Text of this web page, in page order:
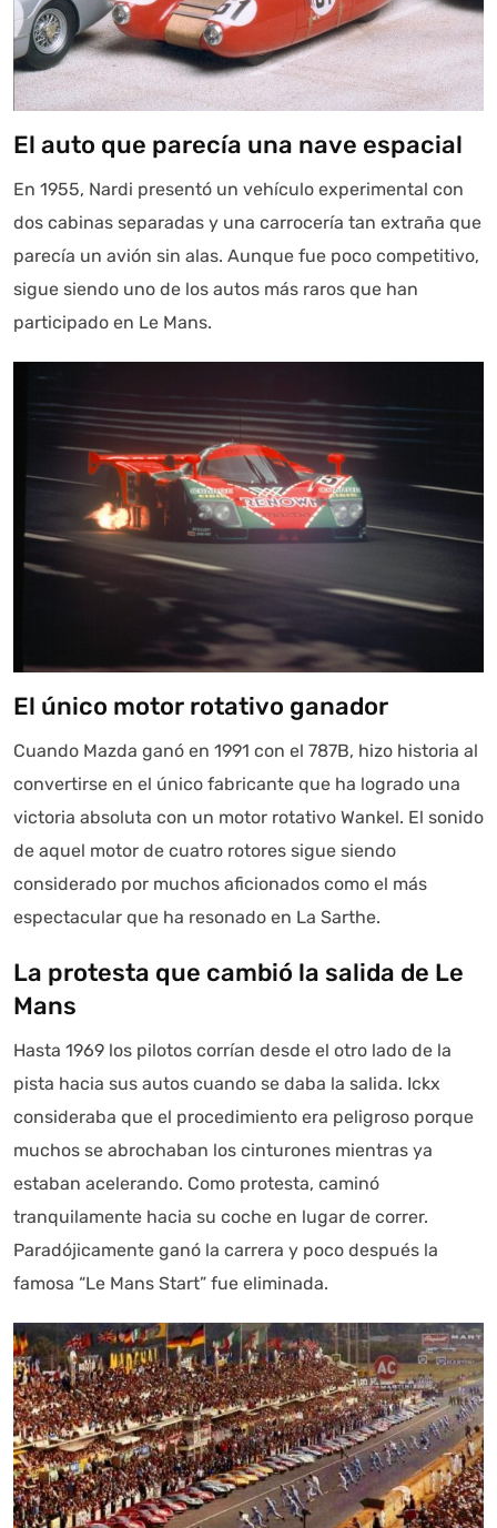
El auto que parecía una nave espacial
En 1955, Nardi presentó un vehículo experimental con
dos cabinas separadas y una carrocería tan extraña que
parecía un avión sin alas. Aunque fue poco competitivo,
sigue siendo uno de los autos más raros que han
participado en Le Mans.
El único motor rotativo ganador
Cuando Mazda ganó en 1991 con el 787B, hizo historia al
convertirse en el único fabricante que ha logrado una
victoria absoluta con un motor rotativo Wankel. El sonido
de aquel motor de cuatro rotores sigue siendo
considerado por muchos aficionados como el más
espectacular que ha resonado en La Sarthe.
La protesta que cambió la salida de Le
Mans
Hasta 1969 los pilotos corrían desde el otro lado de la
pista hacia sus autos cuando se daba la salida. Ickx
consideraba que el procedimiento era peligroso porque
muchos se abrochaban los cinturones mientras ya
estaban acelerando. Como protesta, caminó
tranquilamente hacia su coche en lugar de correr.
Paradójicamente ganó la carrera y poco después la
famosa “Le Mans Start” fue eliminada.